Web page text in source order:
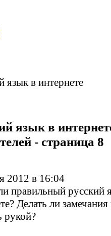
язык в интернете
язык в
- страница 8
2012 в 16:04
правильный русский
Делать ли
рукой?